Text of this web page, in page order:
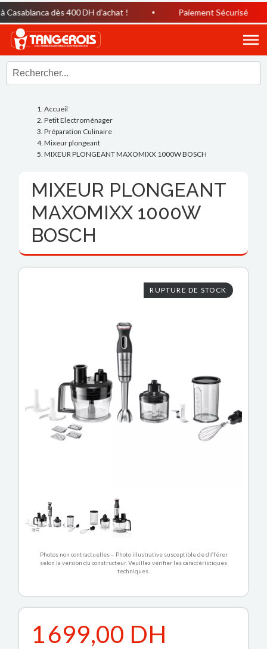
dès 400 DH d’achat ! Paiement Sécurisé
Accueil
Petit Electroménager
Préparation Culinaire
Mixeur plongeant
MIXEUR PLONGEANT MAXOMIXX 1000W BOSCH
MIXEUR PLONGEANT
MAXOMIXX 1000W
BOSCH
RUPTURE DE STOCK
Photos non contractuelles – Photo illustrative susceptible de différer
selon la version du constructeur. Veuillez vérifier les caractéristiques
techniques.
1 699,00 DH